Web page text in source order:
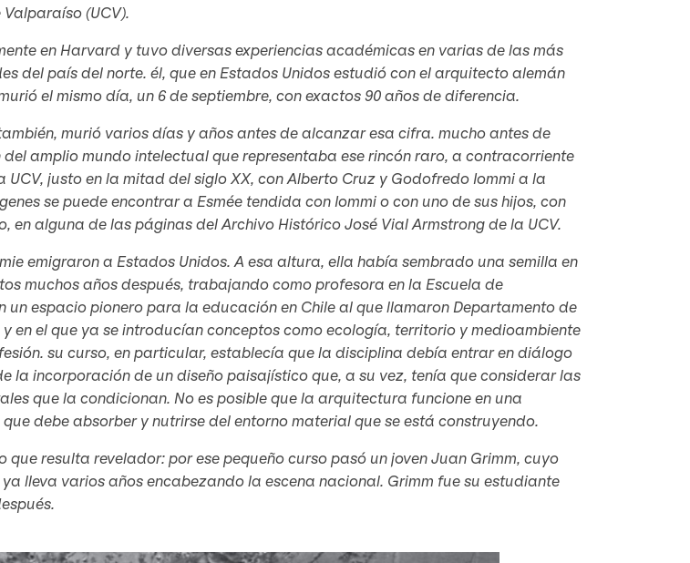
(UCV).
en Harvard y tuvo diversas experiencias académicas en varias de las más
del país del norte. él, que en Estados Unidos estudió con el arquitecto alemán
el mismo día, un 6 de septiembre, con exactos 90 años de diferencia.
murió varios días y años antes de alcanzar esa cifra. mucho antes de
amplio mundo intelectual que representaba ese rincón raro, a contracorriente
UCV, justo en la mitad del siglo XX, con Alberto Cruz y Godofredo Iommi a la
se puede encontrar a Esmée tendida con Iommi o con uno de sus hijos, con
en alguna de las páginas del Archivo Histórico José Vial Armstrong de la UCV.
emigraron a Estados Unidos. A esa altura, ella había sembrado una semilla en
muchos años después, trabajando como profesora en la Escuela de
un espacio pionero para la educación en Chile al que llamaron Departamento de
en el que ya se introducían conceptos como ecología, territorio y medioambiente
su curso, en particular, establecía que la disciplina debía entrar en diálogo
la incorporación de un diseño paisajístico que, a su vez, tenía que considerar las
que la condicionan. No es posible que la arquitectura funcione en una
debe absorber y nutrirse del entorno material que se está construyendo.
que resulta revelador: por ese pequeño curso pasó un joven Juan Grimm, cuyo
lleva varios años encabezando la escena nacional. Grimm fue su estudiante